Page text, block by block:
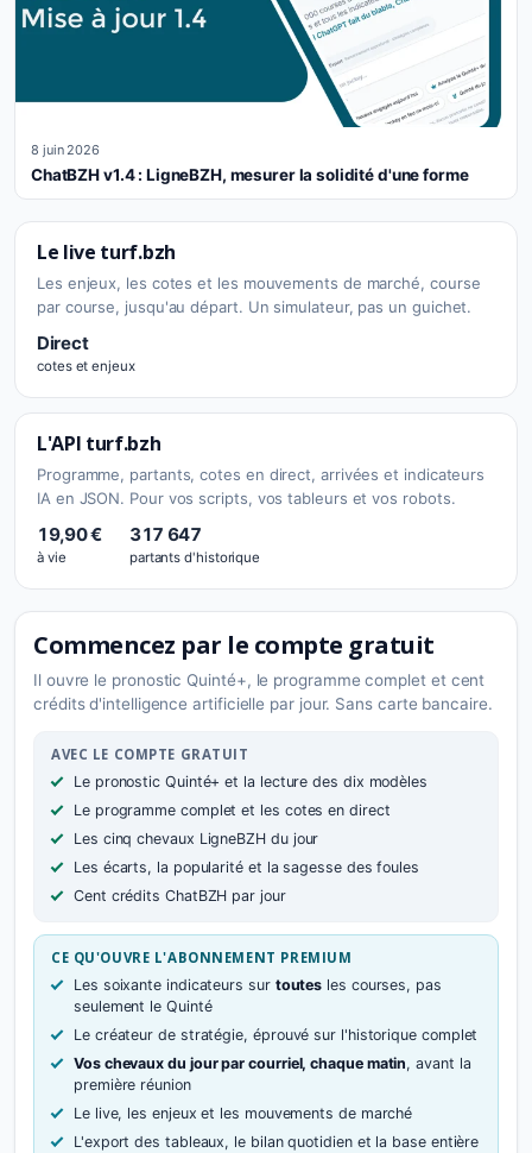
8 juin 2026
ChatBZH v1.4 : LigneBZH, mesurer la solidité d'une forme
Le live turf.bzh
Les enjeux, les cotes et les mouvements de marché, course
par course, jusqu'au départ. Un simulateur, pas un guichet.
Direct
cotes et enjeux
L'API turf.bzh
Programme, partants, cotes en direct, arrivées et indicateurs
IA en JSON. Pour vos scripts, vos tableurs et vos robots.
19,90 €
à vie
317 647
partants d'historique
Commencez par le compte gratuit
Il ouvre le pronostic Quinté+, le programme complet et cent
crédits d'intelligence artificielle par jour. Sans carte bancaire.
AVEC LE COMPTE GRATUIT
Le pronostic Quinté+ et la lecture des dix modèles
Le programme complet et les cotes en direct
Les cinq chevaux LigneBZH du jour
Les écarts, la popularité et la sagesse des foules
Cent crédits ChatBZH par jour
CE QU'OUVRE L'ABONNEMENT PREMIUM
Les soixante indicateurs sur toutes les courses, pas
seulement le Quinté
Le créateur de stratégie, éprouvé sur l'historique complet
Vos chevaux du jour par courriel, chaque matin, avant la
première réunion
Le live, les enjeux et les mouvements de marché
L'export des tableaux, le bilan quotidien et la base entière